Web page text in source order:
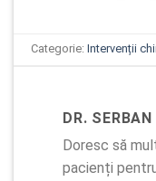
Categorie:Intervenții
DR.
Doresc să
pacienți